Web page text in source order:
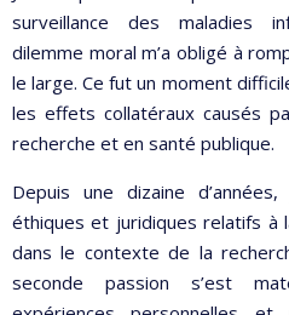
surveillance des maladies
dilemme moral m’a obligé à
le large. Ce fut un moment
les effets collatéraux causés
recherche et en santé publique.
Depuis une dizaine
éthiques et juridiques relatifs à
dans le contexte de la
seconde passion s’est